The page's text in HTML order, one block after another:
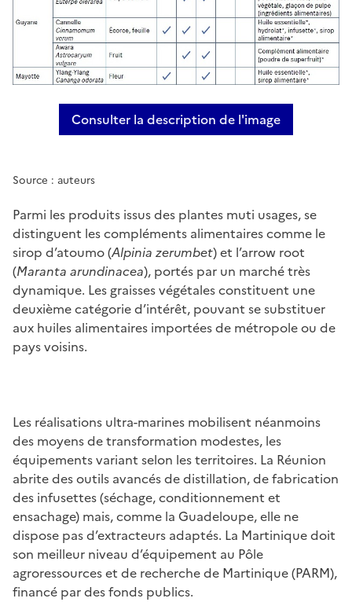
Consulter la description de l'image
Quelques plantes utilisées
Source : auteurs
Parmi les produits issus des plantes muti usages, se
distinguent les compléments alimentaires comme le
sirop d’atoumo (Alpinia zerumbet) et l’arrow root
(Maranta arundinacea), portés par un marché très
dynamique. Les graisses végétales constituent une
deuxième catégorie d’intérêt, pouvant se substituer
aux huiles alimentaires importées de métropole ou de
pays voisins.
Les réalisations ultra-marines mobilisent néanmoins
des moyens de transformation modestes, les
équipements variant selon les territoires. La Réunion
abrite des outils avancés de distillation, de fabrication
des infusettes (séchage, conditionnement et
ensachage) mais, comme la Guadeloupe, elle ne
dispose pas d’extracteurs adaptés. La Martinique doit
son meilleur niveau d’équipement au Pôle
agroressources et de recherche de Martinique (PARM),
financé par des fonds publics.